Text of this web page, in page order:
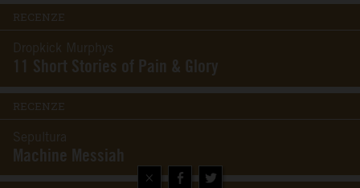
×
RECENZE
Dropkick Murphys
11 Short Stories of Pain & Glory
RECENZE
Sepultura
Machine Messiah